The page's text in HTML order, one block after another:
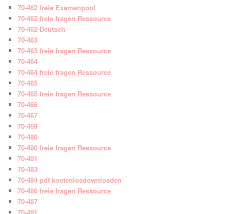
70-462 freie Examenpool
70-462 freie fragen Ressource
70-462-Deutsch
70-463
70-463 freie fragen Ressource
70-464
70-464 freie fragen Ressource
70-465
70-465 freie fragen Ressource
70-466
70-467
70-469
70-480
70-480 freie fragen Ressource
70-481
70-483
70-484 pdf kostenlosdownloaden
70-486 freie fragen Ressource
70-487